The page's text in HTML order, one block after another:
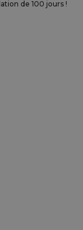
de 100 jours !